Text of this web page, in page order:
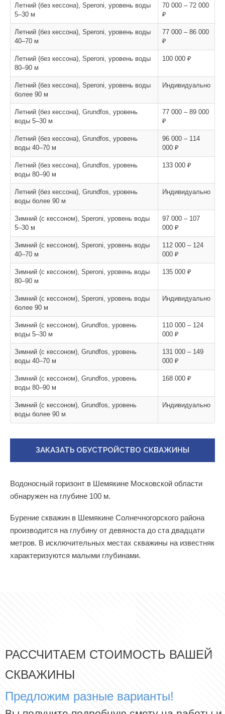
Летний (без кессона), Speroni, уровень воды
5–30 м
70 000 – 72 000
₽
Летний (без кессона), Speroni, уровень воды
40–70 м
77 000 – 86 000
₽
Летний (без кессона), Speroni, уровень воды
80–90 м
100 000 ₽
Летний (без кессона), Speroni, уровень воды
более 90 м
Индивидуально
Летний (без кессона), Grundfos, уровень
воды 5–30 м
77 000 – 89 000
₽
Летний (без кессона), Grundfos, уровень
воды 40–70 м
96 000 – 114
000 ₽
Летний (без кессона), Grundfos, уровень
воды 80–90 м
133 000 ₽
Летний (без кессона), Grundfos, уровень
воды более 90 м
Индивидуально
Зимний (с кессоном), Speroni, уровень воды
5–30 м
97 000 – 107
000 ₽
Зимний (с кессоном), Speroni, уровень воды
40–70 м
112 000 – 124
000 ₽
Зимний (с кессоном), Speroni, уровень воды
80–90 м
135 000 ₽
Зимний (с кессоном), Speroni, уровень воды
более 90 м
Индивидуально
Зимний (с кессоном), Grundfos, уровень
воды 5–30 м
110 000 – 124
000 ₽
Зимний (с кессоном), Grundfos, уровень
воды 40–70 м
131 000 – 149
000 ₽
Зимний (с кессоном), Grundfos, уровень
воды 80–90 м
168 000 ₽
Зимний (с кессоном), Grundfos, уровень
воды более 90 м
Индивидуально
ЗАКАЗАТЬ ОБУСТРОЙСТВО СКВАЖИНЫ
Водоносный горизонт в Шемякине Московской области
обнаружен на глубине 100 м.
Бурение скважин в Шемякине Солнечногорского района
производится на глубину от девяноста до ста двадцати
метров. В исключительных местах скважины на известняк
характеризуются малыми глубинами.
РАССЧИТАЕМ СТОИМОСТЬ ВАШЕЙ
СКВАЖИНЫ
Предложим разные варианты!